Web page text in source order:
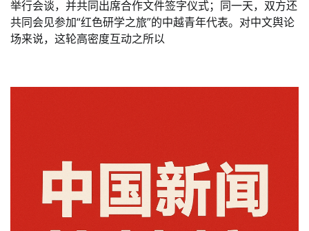
举行会谈，并共同出席合作文件签字仪式；同一天，双方还
共同会见参加“红色研学之旅”的中越青年代表。对中文舆论
场来说，这轮高密度互动之所以